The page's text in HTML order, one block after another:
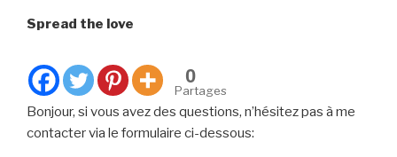
Spread the love
0
Partages
Bonjour, si vous avez des questions, n’hésitez pas à me
contacter via le formulaire ci-dessous: